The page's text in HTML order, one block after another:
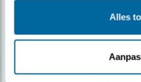
Alles